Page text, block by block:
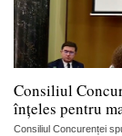
Consiliul
înțeles pentru
Consiliul Concurenței